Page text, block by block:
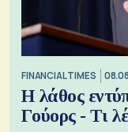
FINANCIAL TIMES
Η λάθος
Γούορς - Τι